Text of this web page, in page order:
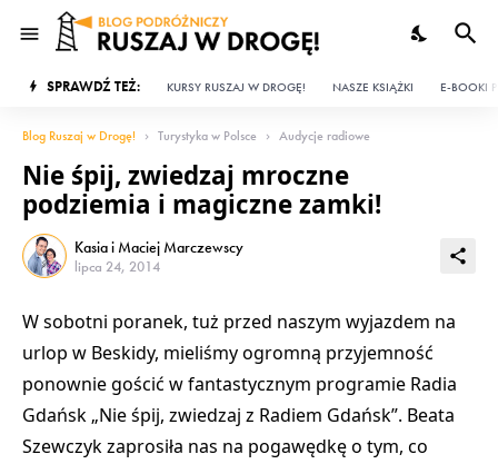
SPRAWDŹ TEŻ: KURSY RUSZAJ W DROGĘ! NASZE KSIĄŻKI E-BOOKI
Blog Ruszaj w Drogę! Turystyka w Polsce Audycje radiowe
Nie śpij, zwiedzaj mroczne
podziemia i magiczne zamki!
Kasia i Maciej Marczewscy
lipca 24, 2014
W sobotni poranek, tuż przed naszym wyjazdem na
urlop w Beskidy, mieliśmy ogromną przyjemność
ponownie gościć w fantastycznym programie Radia
Gdańsk „Nie śpij, zwiedzaj z Radiem Gdańsk”. Beata
Szewczyk zaprosiła nas na pogawędkę o tym, co